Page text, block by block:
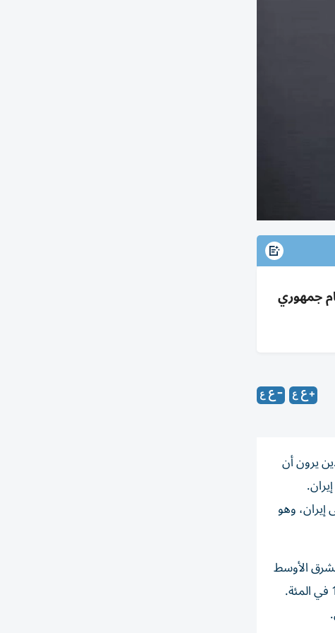
البنزين؛ انقسام جمهوري
يرون أن
إيران، ​وهو
الأوسط
‌خلال العام المقبل، أي نحو ثلاثة أمثال من قالوا إن الحرب ستؤدي إلى مزيد من الاستقرار في المنطقة والذين بلغت نسبتهم 17 في المئة.